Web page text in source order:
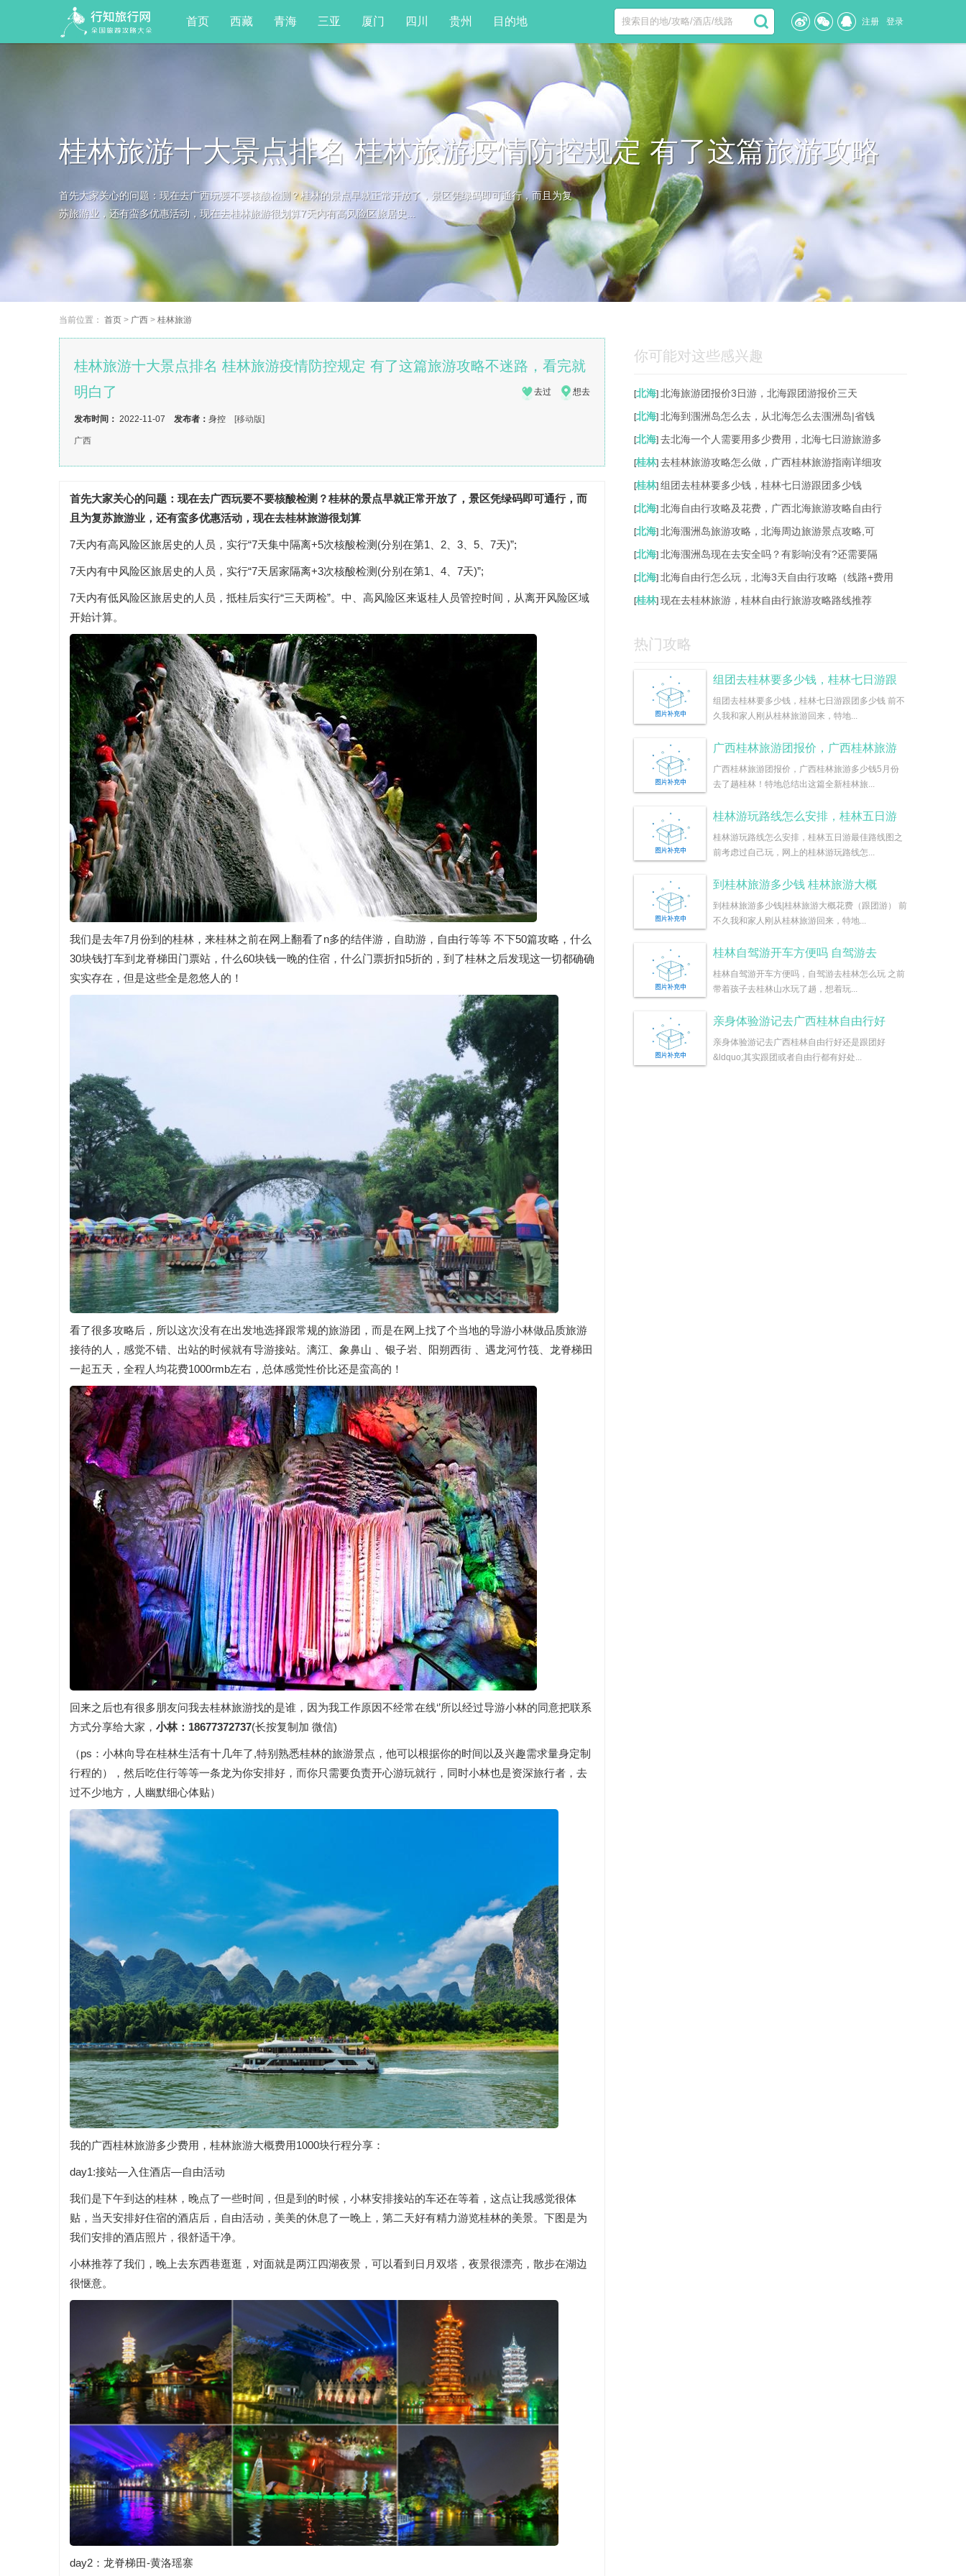
首页 西藏 青海 三亚 厦门 四川 贵州 目的地 注册 登录
桂林旅游十大景点排名 桂林旅游疫情防控规定 有了这篇旅游攻略
不迷路，看完就明白了
首先大家关心的问题：现在去广西玩要不要核酸检测？桂林的景点早就正常开放了，景区凭绿码即可通行，而且为复
苏旅游业，还有蛮多优惠活动，现在去桂林旅游很划算7天内有高风险区旅居史...
当前位置： 首页 > 广西 > 桂林旅游
桂林旅游十大景点排名 桂林旅游疫情防控规定 有了这篇旅游攻略不迷路，看完就
明白了
想去
去过
发布时间： 2022-11-07 发布者： 身控 [移动版]
广西
首先大家关心的问题：现在去广西玩要不要核酸检测？桂林的景点早就正常开放了，景区凭绿码即可通行，而
且为复苏旅游业，还有蛮多优惠活动，现在去桂林旅游很划算
7天内有高风险区旅居史的人员，实行“7天集中隔离+5次核酸检测(分别在第1、2、3、5、7天)”;
7天内有中风险区旅居史的人员，实行“7天居家隔离+3次核酸检测(分别在第1、4、7天)”;
7天内有低风险区旅居史的人员，抵桂后实行“三天两检”。中、高风险区来返桂人员管控时间，从离开风险区域
开始计算。
我们是去年7月份到的桂林，来桂林之前在网上翻看了n多的结伴游，自助游，自由行等等 不下50篇攻略，什么
30块钱打车到龙脊梯田门票站，什么60块钱一晚的住宿，什么门票折扣5折的，到了桂林之后发现这一切都确确
实实存在，但是这些全是忽悠人的！
看了很多攻略后，所以这次没有在出发地选择跟常规的旅游团，而是在网上找了个当地的导游小林做品质旅游
接待的人，感觉不错、出站的时候就有导游接站。漓江、象鼻山 、银子岩、阳朔西街 、遇龙河竹筏、龙脊梯田
一起五天，全程人均花费1000rmb左右，总体感觉性价比还是蛮高的！
回来之后也有很多朋友问我去桂林旅游找的是谁，因为我工作原因不经常在线‘’所以经过导游小林的同意把联系
方式分享给大家， 小林：18677372737(长按复制加 微信)
（ps：小林向导在桂林生活有十几年了,特别熟悉桂林的旅游景点，他可以根据你的时间以及兴趣需求量身定制
行程的），然后吃住行等等一条龙为你安排好，而你只需要负责开心游玩就行，同时小林也是资深旅行者，去
过不少地方，人幽默细心体贴）
我的广西桂林旅游多少费用，桂林旅游大概费用1000块行程分享：
day1:接站—入住酒店—自由活动
我们是下午到达的桂林，晚点了一些时间，但是到的时候，小林安排接站的车还在等着，这点让我感觉很体
贴，当天安排好住宿的酒店后，自由活动，美美的休息了一晚上，第二天好有精力游览桂林的美景。下图是为
我们安排的酒店照片，很舒适干净。
小林推荐了我们，晚上去东西巷逛逛，对面就是两江四湖夜景，可以看到日月双塔，夜景很漂亮，散步在湖边
很惬意。
day2：龙脊梯田-黄洛瑶寨
你可能对这些感兴趣
[北海] 北海旅游团报价3日游，北海跟团游报价三天
[北海] 北海到涠洲岛怎么去，从北海怎么去涠洲岛|省钱
[北海] 去北海一个人需要用多少费用，北海七日游旅游多
[桂林] 去桂林旅游攻略怎么做，广西桂林旅游指南详细攻
[桂林] 组团去桂林要多少钱，桂林七日游跟团多少钱
[北海] 北海自由行攻略及花费，广西北海旅游攻略自由行
[北海] 北海涠洲岛旅游攻略，北海周边旅游景点攻略,可
[北海] 北海涠洲岛现在去安全吗？有影响没有?还需要隔
[北海] 北海自由行怎么玩，北海3天自由行攻略（线路+费用
[桂林] 现在去桂林旅游，桂林自由行旅游攻略路线推荐
热门攻略
组团去桂林要多少钱，桂林七日游跟
组团去桂林要多少钱，桂林七日游跟团多少钱 前不
久我和家人刚从桂林旅游回来，特地...
广西桂林旅游团报价，广西桂林旅游
广西桂林旅游团报价，广西桂林旅游多少钱5月份
去了趟桂林！特地总结出这篇全新桂林旅...
桂林游玩路线怎么安排，桂林五日游
桂林游玩路线怎么安排，桂林五日游最佳路线图之
前考虑过自己玩，网上的桂林游玩路线怎...
到桂林旅游多少钱 桂林旅游大概
到桂林旅游多少钱|桂林旅游大概花费（跟团游） 前
不久我和家人刚从桂林旅游回来，特地...
桂林自驾游开车方便吗 自驾游去
桂林自驾游开车方便吗，自驾游去桂林怎么玩 之前
带着孩子去桂林山水玩了趟，想着玩...
亲身体验游记去广西桂林自由行好
亲身体验游记去广西桂林自由行好还是跟团好
&ldquo;其实跟团或者自由行都有好处...